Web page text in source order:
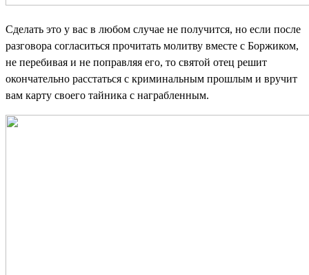
Сделать это у вас в любом случае не получится, но если после
разговора согласиться прочитать молитву вместе с Боржиком,
не перебивая и не поправляя его, то святой отец решит
окончательно расстаться с криминальным прошлым и вручит
вам карту своего тайника с награбленным.